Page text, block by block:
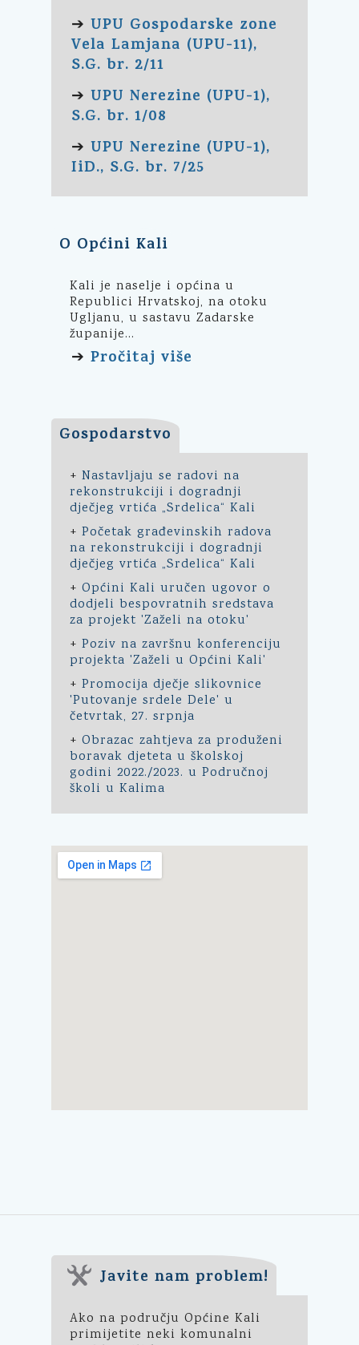
➔ UPU Gospodarske zone
Vela Lamjana (UPU-11),
S.G. br. 2/11
➔ UPU Nerezine (UPU-1),
S.G. br. 1/08
➔ UPU Nerezine (UPU-1),
IiD., S.G. br. 7/25
O Općini Kali
Kali je naselje i općina u
Republici Hrvatskoj, na otoku
Ugljanu, u sastavu Zadarske
županije...
➔ Pročitaj više
Gospodarstvo
+ Nastavljaju se radovi na
rekonstrukciji i dogradnji
dječjeg vrtića „Srdelica“ Kali
+ Početak građevinskih radova
na rekonstrukciji i dogradnji
dječjeg vrtića „Srdelica“ Kali
+ Općini Kali uručen ugovor o
dodjeli bespovratnih sredstava
za projekt 'Zaželi na otoku'
+ Poziv na završnu konferenciju
projekta 'Zaželi u Općini Kali'
+ Promocija dječje slikovnice
'Putovanje srdele Dele' u
četvrtak, 27. srpnja
+ Obrazac zahtjeva za produženi
boravak djeteta u školskoj
godini 2022./2023. u Područnoj
školi u Kalima
Javite nam problem!
Ako na području Općine Kali
primijetite neki komunalni